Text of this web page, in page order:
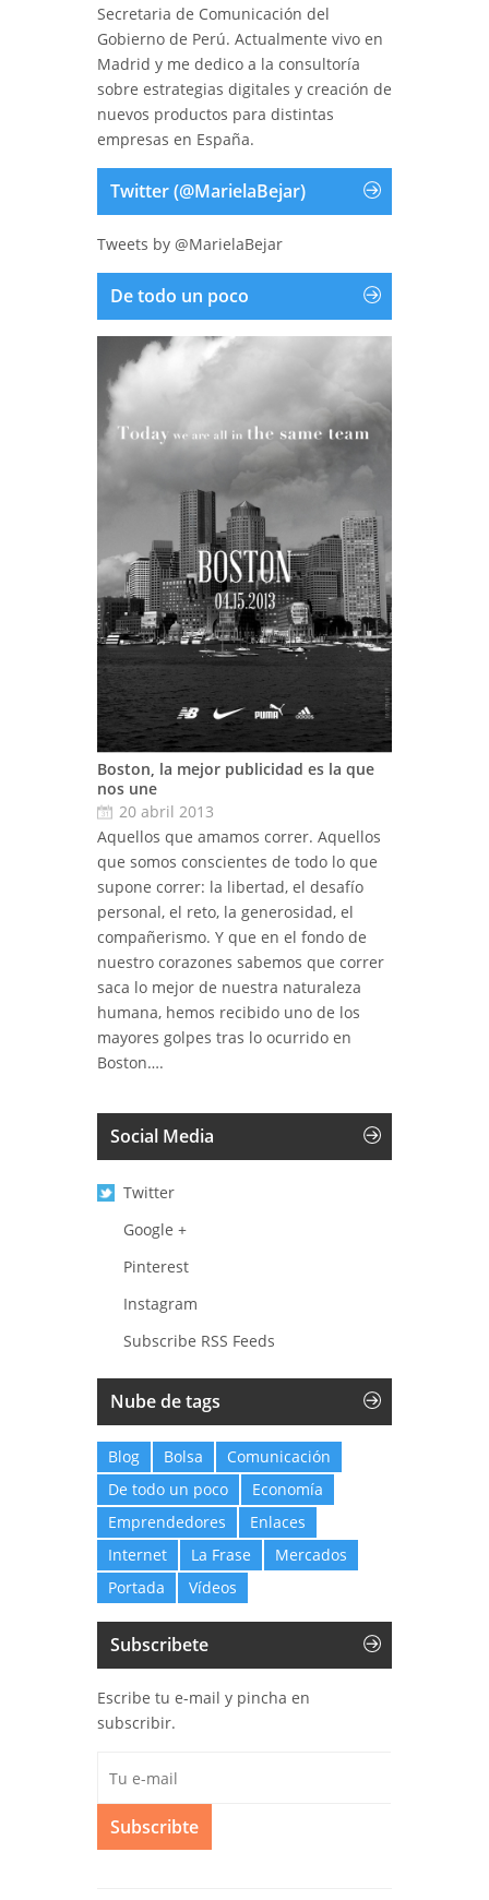
Secretaria de Comunicación del
Gobierno de Perú. Actualmente vivo en
Madrid y me dedico a la consultoría
sobre estrategias digitales y creación de
nuevos productos para distintas
empresas en España.
Twitter (@MarielaBejar)
Tweets by @MarielaBejar
De todo un poco
Boston, la mejor publicidad es la que
nos une
20 abril 2013
Aquellos que amamos correr. Aquellos
que somos conscientes de todo lo que
supone correr: la libertad, el desafío
personal, el reto, la generosidad, el
compañerismo. Y que en el fondo de
nuestro corazones sabemos que correr
saca lo mejor de nuestra naturaleza
humana, hemos recibido uno de los
mayores golpes tras lo ocurrido en
Boston….
Social Media
Twitter
Google +
Pinterest
Instagram
Subscribe RSS Feeds
Nube de tags
Blog Bolsa
Comunicación
De todo un poco
Economía
Emprendedores
Enlaces
Internet
La Frase
Mercados
Portada
Vídeos
Subscribete
Escribe tu e-mail y pincha en
subscribir.
Subscribte